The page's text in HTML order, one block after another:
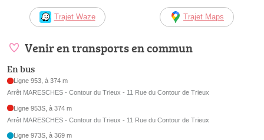
Trajet Waze Trajet Maps
Venir en transports en commun
En bus
Ligne 953, à 374 m
Arrêt MARESCHES - Contour du Trieux - 11 Rue du Contour de Trieux
Ligne 953S, à 374 m
Arrêt MARESCHES - Contour du Trieux - 11 Rue du Contour de Trieux
Ligne 973S, à 369 m